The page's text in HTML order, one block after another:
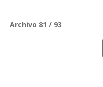
Archivo 81 / 93